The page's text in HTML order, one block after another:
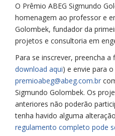
O Prêmio ABEG Sigmundo
homenagem ao professor e
Golombek, fundador da
projetos e consultoria em
Para se inscrever, preencha a
download aqui) e envie para
premioabeg@abeg.com.br
Sigmundo Golombek. Os
anteriores não poderão
tenha havido alguma
regulamento completo pode